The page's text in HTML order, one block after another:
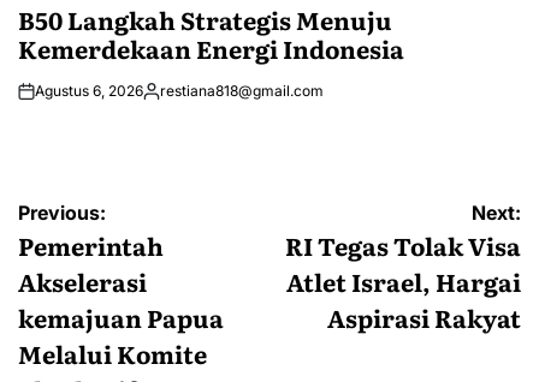
B50 Langkah Strategis Menuju
Kemerdekaan Energi Indonesia
Agustus 6, 2026Posted
restiana818@gmail.com
Navigasi
pos
Previous:
Pemerintah
Akselerasi
kemajuan Papua
Melalui Komite
Next:
RI Tegas Tolak Visa
Atlet Israel, Hargai
Aspirasi Rakyat